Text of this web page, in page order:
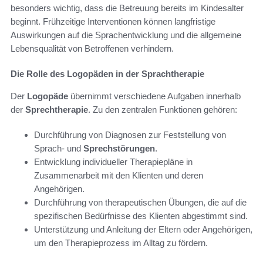
besonders wichtig, dass die Betreuung bereits im Kindesalter
beginnt. Frühzeitige Interventionen können langfristige
Auswirkungen auf die Sprachentwicklung und die allgemeine
Lebensqualität von Betroffenen verhindern.
Die Rolle des Logopäden in der Sprachtherapie
Der Logopäde übernimmt verschiedene Aufgaben innerhalb
der Sprechtherapie. Zu den zentralen Funktionen gehören:
Durchführung von Diagnosen zur Feststellung von
Sprach- und Sprechstörungen.
Entwicklung individueller Therapiepläne in
Zusammenarbeit mit den Klienten und deren
Angehörigen.
Durchführung von therapeutischen Übungen, die auf die
spezifischen Bedürfnisse des Klienten abgestimmt sind.
Unterstützung und Anleitung der Eltern oder Angehörigen,
um den Therapieprozess im Alltag zu fördern.